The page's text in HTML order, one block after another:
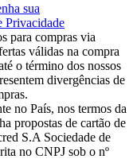
sua
Privacidade
para compras via
válidas na compra
o término dos nossos
divergências de
no País, nos termos da
propostas de cartão de
S.A Sociedade de
no CNPJ sob o nº